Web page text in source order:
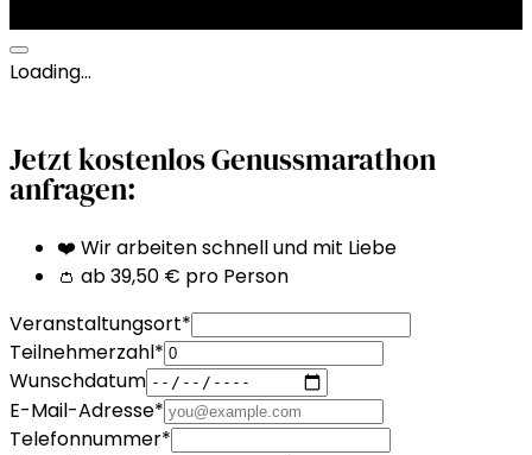
Loading…
Jetzt kostenlos Genussmarathon
anfragen:
❤️ Wir arbeiten schnell und mit Liebe
👛 ab 39,50 € pro Person
Veranstaltungsort*
Teilnehmerzahl*
Wunschdatum
E-Mail-Adresse*
Telefonnummer*